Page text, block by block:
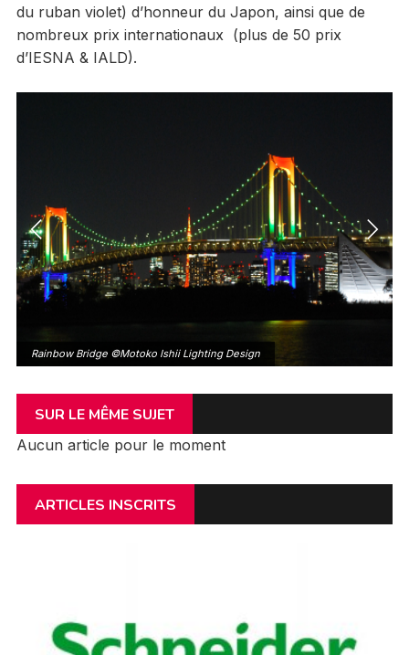
du ruban violet) d’honneur du Japon, ainsi que de
nombreux prix internationaux (plus de 50 prix
d’IESNA & IALD).
Rainbow Bridge ©Motoko Ishii Lighting Design
SUR LE MÊME SUJET
Aucun article pour le moment
ARTICLES INSCRITS